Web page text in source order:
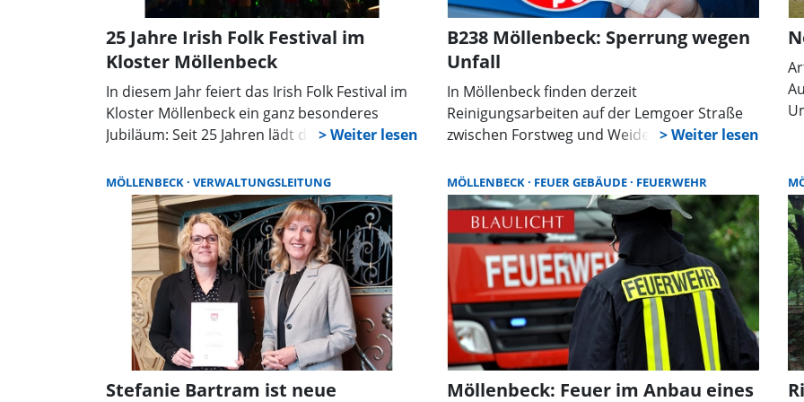
25 Jahre Irish Folk Festival im
Kloster Möllenbeck
In diesem Jahr feiert das Irish Folk Festival im
Kloster Möllenbeck ein ganz besonderes
Jubiläum: Seit 25 Jahren lädt die Veranstaltung
irische Lebensgefühl inmitten einer der am
besten erhaltenen spätmittelalterlichen
Klosteranlagen Deutschlands zu erleben, wie
die Stadt Rinteln in einer Pressemitteilung
informiert. Am Samstag, dem 21. Juni 2025,
erwartet die Besucher ein unvergessliches
musikalisches Highlight.
B238 Möllenbeck: Sperrung wegen
Unfall
In Möllenbeck finden derzeit
Reinigungsarbeiten auf der Lemgoer Straße
zwischen Forstweg und Weideweg statt. Seit
Unfallaufnahme in beiden Fahrtrichtungen
gesperrt.
MÖLLENBECK VERWALTUNGSLEITUNG
Stefanie Bartram ist neue
MÖLLENBECK FEUER GEBÄUDE FEUERWEHR
Möllenbeck: Feuer im Anbau eines